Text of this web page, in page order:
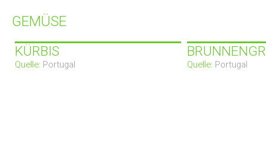
GEMÜSE
KÜRBIS
Quelle: Portugal Quelle: Portugal